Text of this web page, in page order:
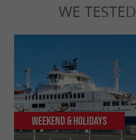
WE TESTED
Weekend & Holidays